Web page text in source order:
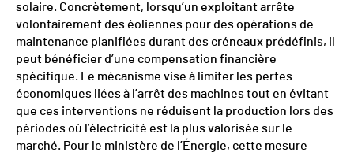
solaire. Concrètement, lorsqu’un exploitant arrête
volontairement des éoliennes pour des opérations de
maintenance planifiées durant des créneaux prédéfinis, il
peut bénéficier d’une compensation financière
spécifique. Le mécanisme vise à limiter les pertes
économiques liées à l’arrêt des machines tout en évitant
que ces interventions ne réduisent la production lors des
périodes où l’électricité est la plus valorisée sur le
marché. Pour le ministère de l’Énergie, cette mesure